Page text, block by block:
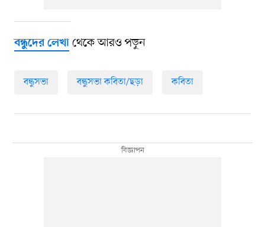
বন্ধুদের লেখাথেকে আরও পড়ুন
বন্ধুসভা বন্ধুসভা কবিতা/ছড়া কবিতা